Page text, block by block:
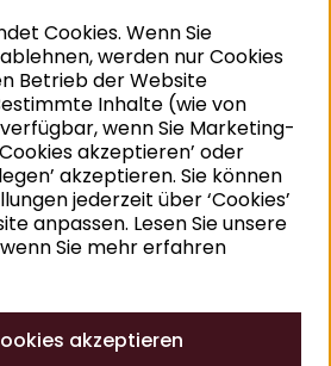
Cookies. Wenn Sie
werden nur Cookies
Betrieb der Website
Inhalte (wie von
wenn Sie Marketing-
akzeptieren’ oder
akzeptieren. Sie können
jederzeit über ‘Cookies’
anpassen. Lesen Sie unsere
Sie mehr erfahren
akzeptieren